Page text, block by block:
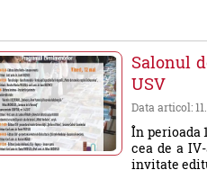
Salonul
USV
Data articol:
În perioada
cea de a
invitate